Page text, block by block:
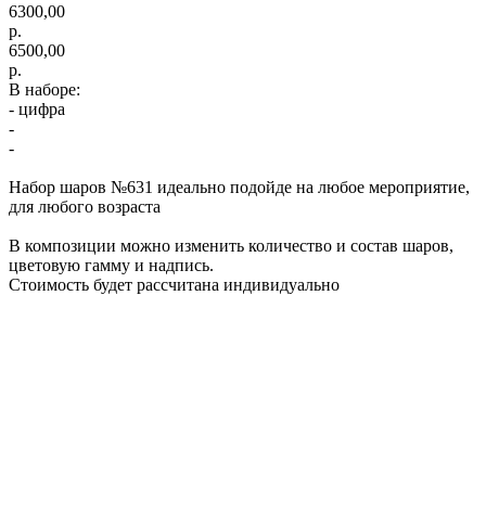
6300,00
р.
6500,00
р.
В наборе:
- цифра
-
-
Набор шаров №631 идеально подойде на любое мероприятие,
для любого возраста
В композиции можно изменить количество и состав шаров,
цветовую гамму и надпись.
Стоимость будет рассчитана индивидуально